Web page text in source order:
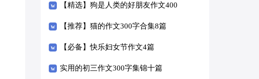
【精选】狗是人类的好朋友作文400
字四篇
【推荐】猫的作文300字合集8篇
【必备】快乐妇女节作文4篇
实用的初三作文300字集锦十篇